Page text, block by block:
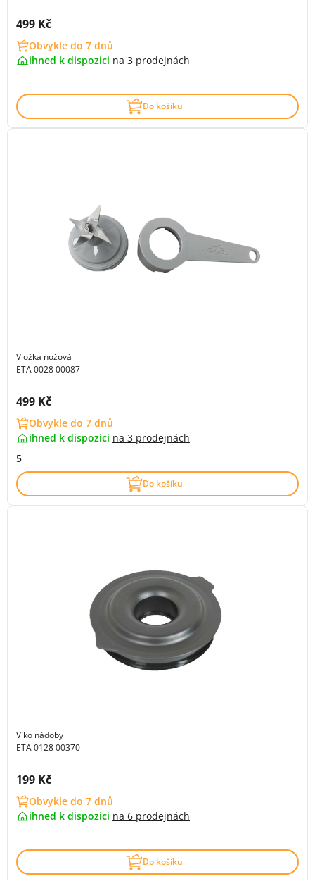
Cena s DPH:
499 Kč
Obvykle do 7 dnů
ihned k dispozici na 3 prodejnách
Do košíku
Vložka nožová
ETA 0028 00087
Cena s DPH:
499 Kč
Obvykle do 7 dnů
ihned k dispozici na 3 prodejnách
5
Do košíku
Víko nádoby
ETA 0128 00370
Cena s DPH:
199 Kč
Obvykle do 7 dnů
ihned k dispozici na 6 prodejnách
Do košíku